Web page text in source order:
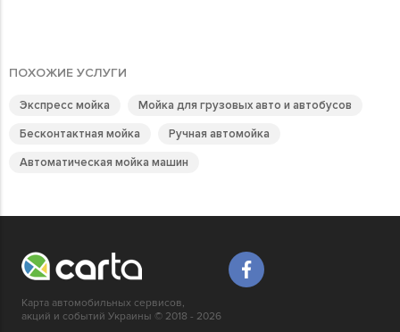
ПОХОЖИЕ УСЛУГИ
Экспресс мойка
Мойка для грузовых авто и автобусов
Бесконтактная мойка
Ручная автомойка
Автоматическая мойка машин
Карта автомобильных сервисов,
акций и событий Украины © 2018 - 2026